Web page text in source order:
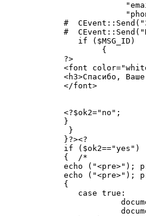
"email"
"phone"
#
#
if ($MSG_ID)
{
?>
<font
<h3>Спасибо,
</font>
<?$ok2="no";
}
}
}?><?
if ($ok2=="yes")
{  /*
echo ("<pre>");
echo ("<pre>");
{
case true: